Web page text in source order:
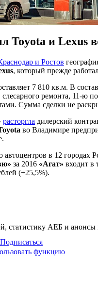
Toyota и Lexus
и Ростов
, который прежде
7 810 кв.м. В
ремонта, 11-ю
Сумма сделки не
расторгла дилерский
во Владимире
автоцентров в 12
за 2016 «Агат» входит в
(+25,5%).
статистику АЕБ и
Подписаться